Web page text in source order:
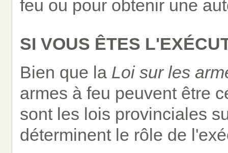
feu ou pour obtenir une
SI VOUS ÊTES
Bien que la Loi sur les
armes à feu peuvent être
sont les lois provinciales
déterminent le rôle de